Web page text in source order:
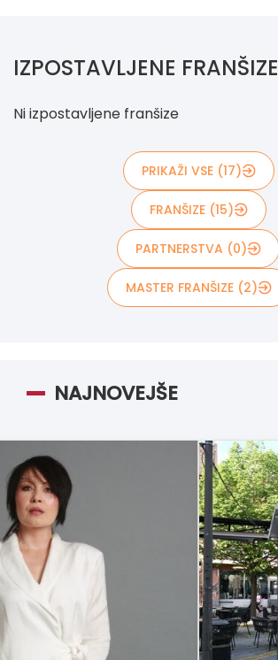
IZPOSTAVLJENE FRANŠIZE
Ni izpostavljene franšize
PRIKAŽI VSE (17)
FRANŠIZE (15)
PARTNERSTVA (0)
MASTER FRANŠIZE (2)
NAJNOVEJŠE